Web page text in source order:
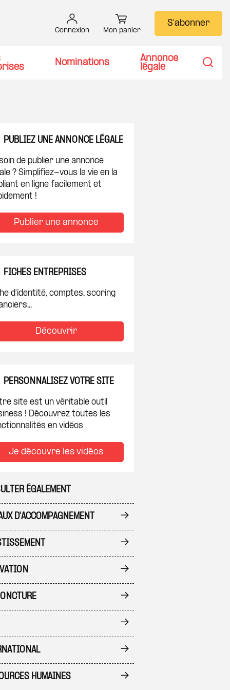
Connexion Mon panier
S'abonner
Nominations
Annonce
légale
ma sélection
à ma sélection
à ma sélection
ma sélection
PUBLIEZ UNE ANNONCE LÉGALE
de publier une annonce
? Simplifiez-vous la vie en la
en ligne facilement et
!
Publier une annonce
FICHES ENTREPRISES
d'identité, comptes, scoring
Découvrir
PERSONNALISEZ VOTRE SITE
site est un véritable outil
! Découvrez toutes les
en vidéos
Je découvre les vidéos
ÉGALEMENT
D'ACCOMPAGNEMENT
HUMAINES